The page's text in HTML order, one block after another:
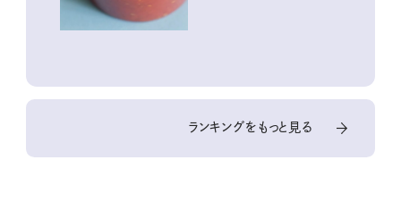
ランキングをもっと見る